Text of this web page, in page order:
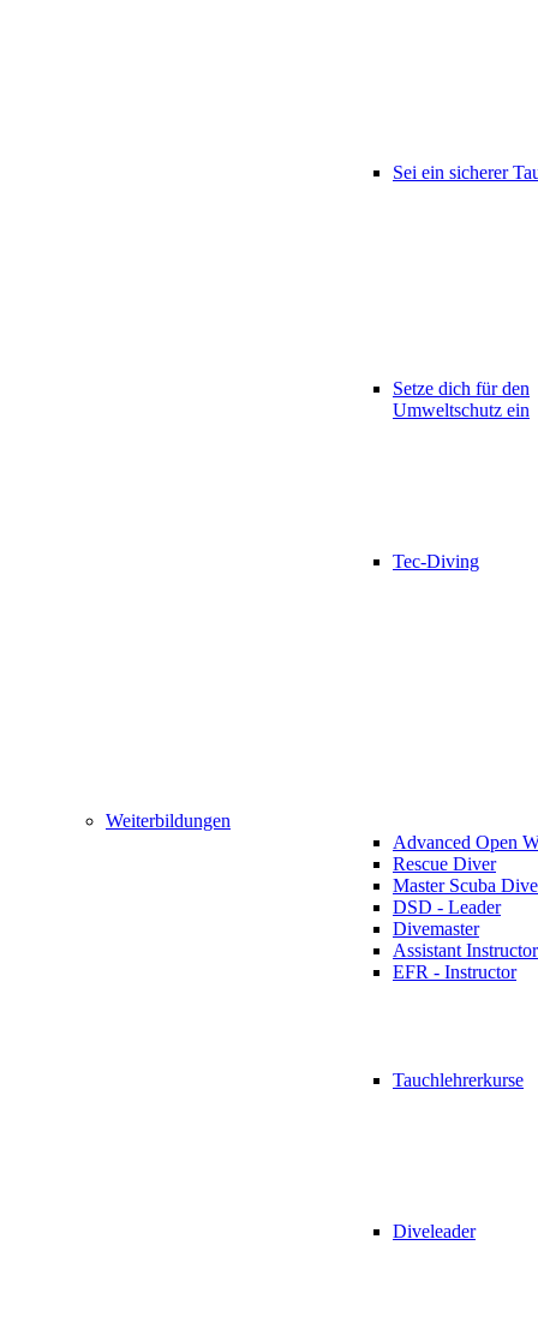
Sei ein sicherer
Setze dich für den
Umweltschutz ein
Tec-Diving
Weiterbildungen
Advanced Open
Rescue Diver
Master Scuba
DSD - Leader
Divemaster
Assistant Instructor
EFR - Instructor
Tauchlehrerkurse
Diveleader